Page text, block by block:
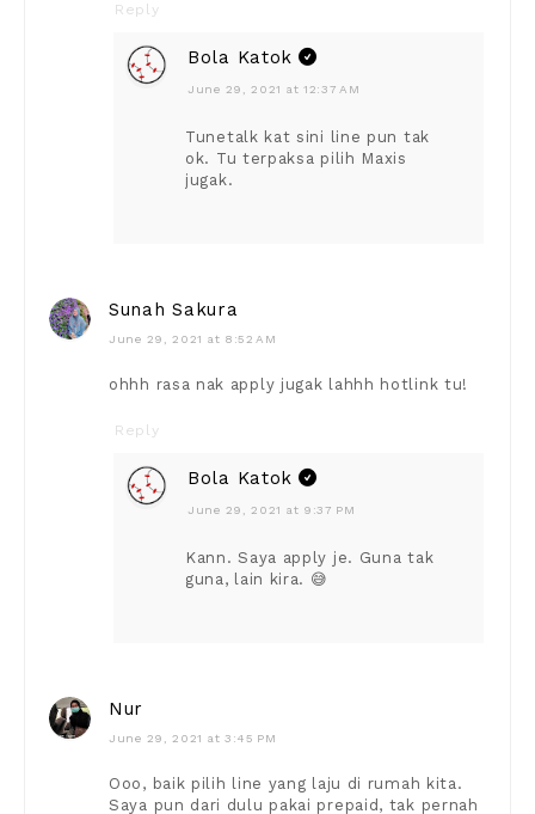
Reply
Bola Katok
June 29, 2021 at 12:37 AM
Tunetalk kat sini line pun tak
ok. Tu terpaksa pilih Maxis
jugak.
Sunah Sakura
June 29, 2021 at 8:52 AM
ohhh rasa nak apply jugak lahhh hotlink tu!
Reply
Bola Katok
June 29, 2021 at 9:37 PM
Kann. Saya apply je. Guna tak
guna, lain kira. 😅
Nur
June 29, 2021 at 3:45 PM
Ooo, baik pilih line yang laju di rumah kita.
Saya pun dari dulu pakai prepaid, tak pernah